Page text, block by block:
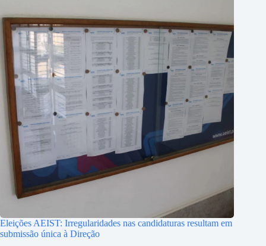
Eleições AEIST: Irregularidades nas candidaturas resultam em
submissão única à Direção